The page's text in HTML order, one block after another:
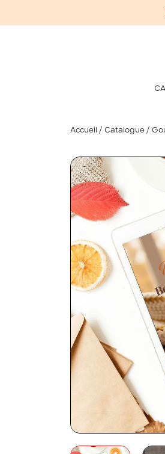
Accueil Catalogue